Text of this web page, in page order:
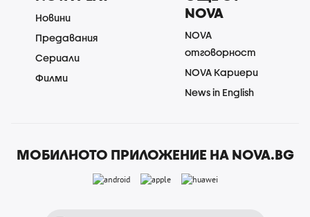
Новини
Предавания
Сериали
Филми
NOVA
NOVA
отговорност
NOVA Кариери
News in English
МОБИЛНОТО ПРИЛОЖЕНИЕ НА NOVA.BG